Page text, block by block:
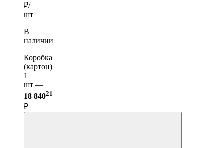
₽/
шт
В
наличии
Коробка
(картон)
1
шт —
18 84021
₽